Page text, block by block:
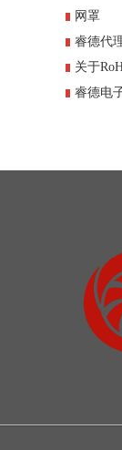
网罩
睿德代
关于
睿德电